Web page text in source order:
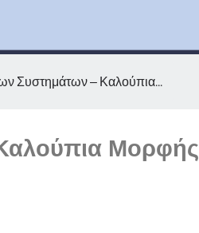
Συστημάτων – Καλούπια...
Μορφής